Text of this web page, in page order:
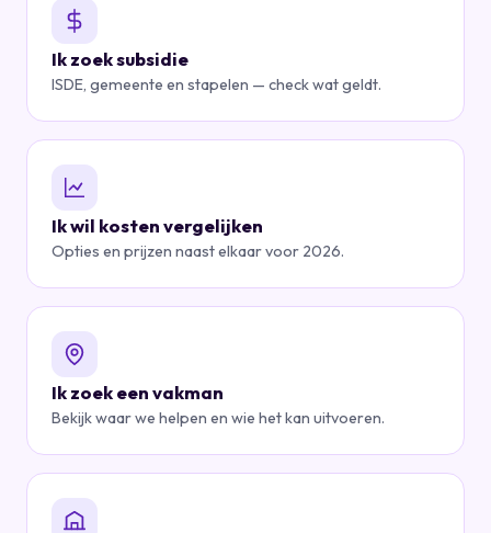
Ik zoek subsidie
ISDE, gemeente en stapelen — check wat geldt.
Ik wil kosten vergelijken
Opties en prijzen naast elkaar voor 2026.
Ik zoek een vakman
Bekijk waar we helpen en wie het kan uitvoeren.